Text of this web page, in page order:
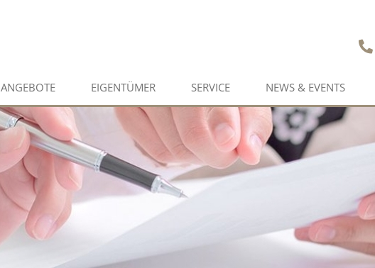
ANGEBOTE EIGENTÜMER SERVICE NEWS & EVENTS